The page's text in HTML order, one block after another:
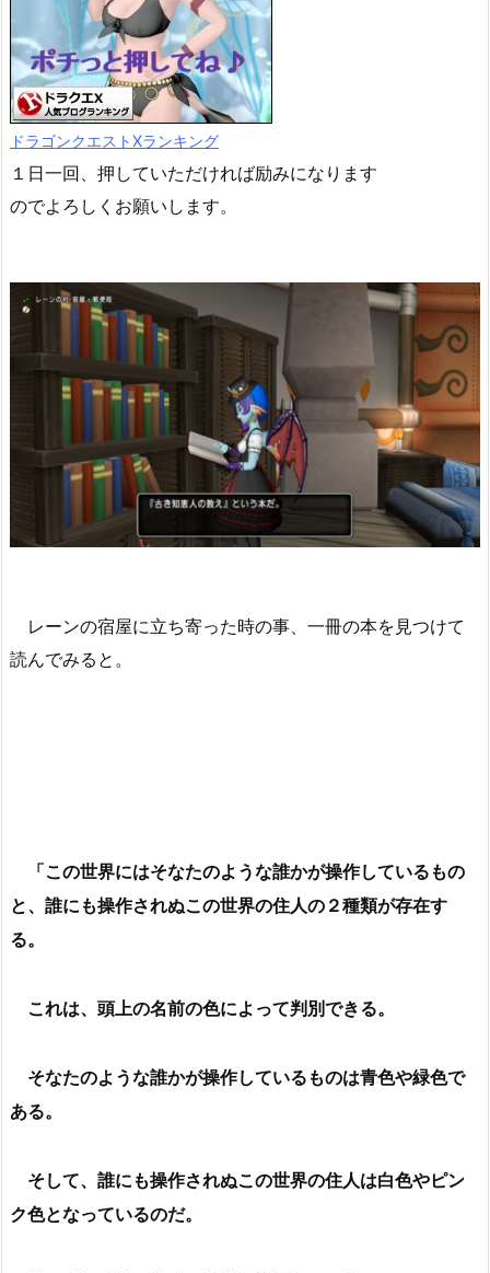
ドラゴンクエストXランキング
１日一回、押していただければ励みになります
のでよろしくお願いします。
レーンの宿屋に立ち寄った時の事、一冊の本を見つけて
読んでみると。
「この世界にはそなたのような誰かが操作しているもの
と、誰にも操作されぬこの世界の住人の２種類が存在す
る。
これは、頭上の名前の色によって判別できる。
そなたのような誰かが操作しているものは青色や緑色で
ある。
そして、誰にも操作されぬこの世界の住人は白色やピン
ク色となっているのだ。